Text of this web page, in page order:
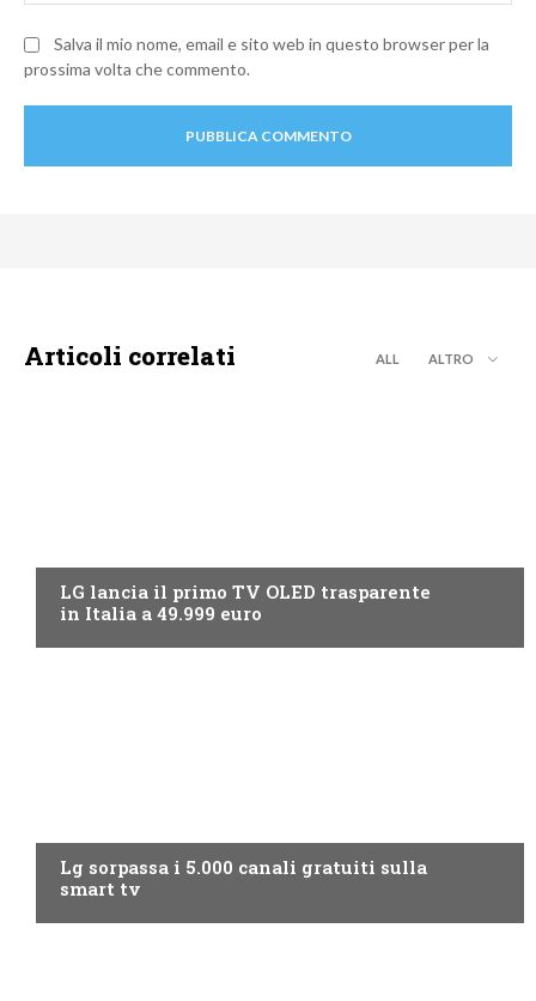
Salva il mio nome, email e sito web in questo browser per la
prossima volta che commento.
Articoli correlati ALL ALTRO
LG lancia il primo TV OLED trasparente
in Italia a 49.999 euro
Lg sorpassa i 5.000 canali gratuiti sulla
smart tv